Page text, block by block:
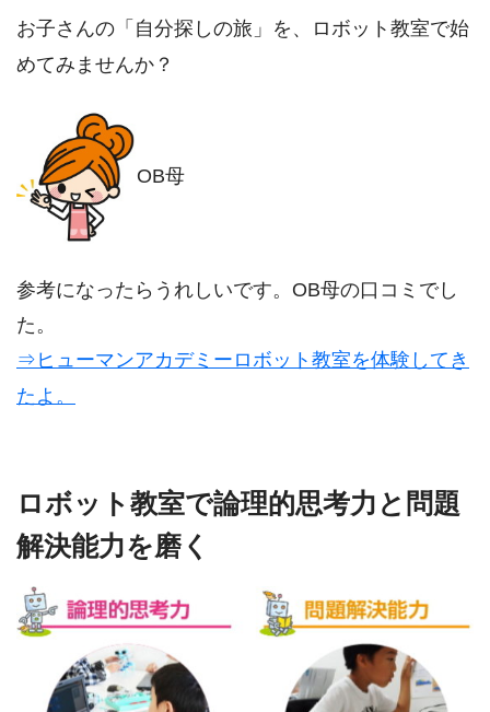
お子さんの「自分探しの旅」を、ロボット教室で始
めてみませんか？
OB母
参考になったらうれしいです。OB母の口コミでし
た。
⇒ヒューマンアカデミーロボット教室を体験してき
たよ。
ロボット教室で論理的思考力と問題
解決能力を磨く